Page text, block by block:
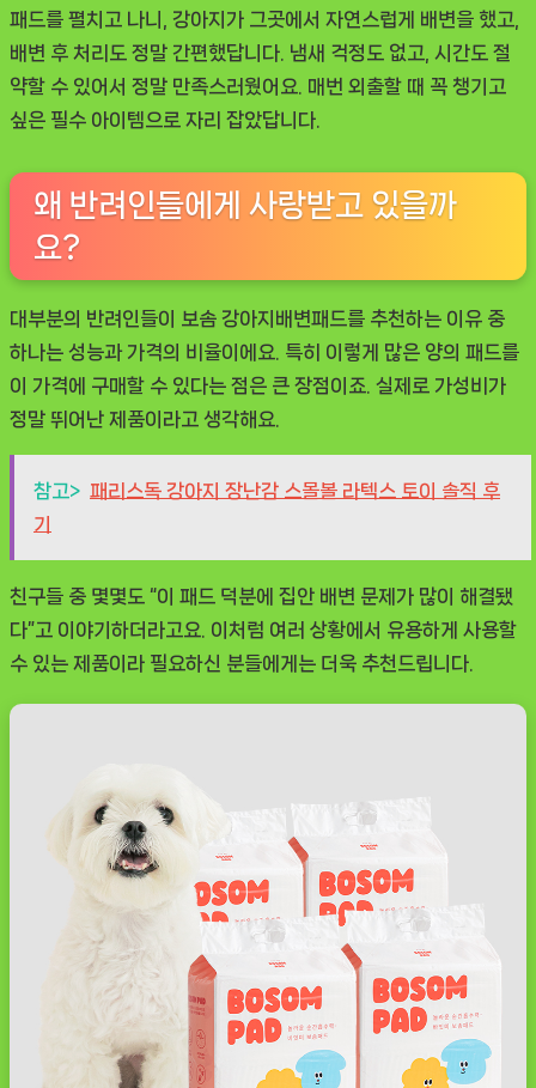
패드를 펼치고 나니, 강아지가 그곳에서 자연스럽게 배변을 했고,
배변 후 처리도 정말 간편했답니다. 냄새 걱정도 없고, 시간도 절
약할 수 있어서 정말 만족스러웠어요. 매번 외출할 때 꼭 챙기고
싶은 필수 아이템으로 자리 잡았답니다.
왜 반려인들에게 사랑받고 있을까
요?
대부분의 반려인들이 보솜 강아지배변패드를 추천하는 이유 중
하나는 성능과 가격의 비율이에요. 특히 이렇게 많은 양의 패드를
이 가격에 구매할 수 있다는 점은 큰 장점이죠. 실제로 가성비가
정말 뛰어난 제품이라고 생각해요.
참고> 패리스독 강아지 장난감 스몰볼 라텍스 토이 솔직 후
기
친구들 중 몇몇도 “이 패드 덕분에 집안 배변 문제가 많이 해결됐
다”고 이야기하더라고요. 이처럼 여러 상황에서 유용하게 사용할
수 있는 제품이라 필요하신 분들에게는 더욱 추천드립니다.